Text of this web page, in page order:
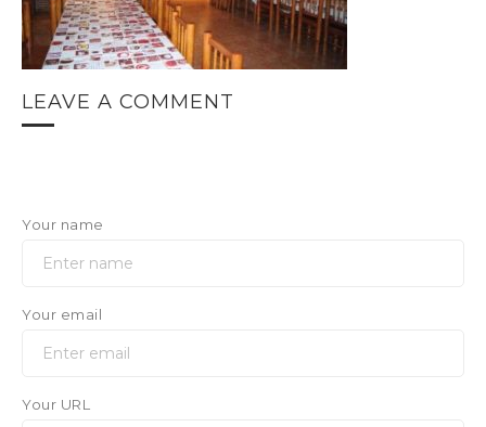
LEAVE A COMMENT
Your name
Your email
Your URL